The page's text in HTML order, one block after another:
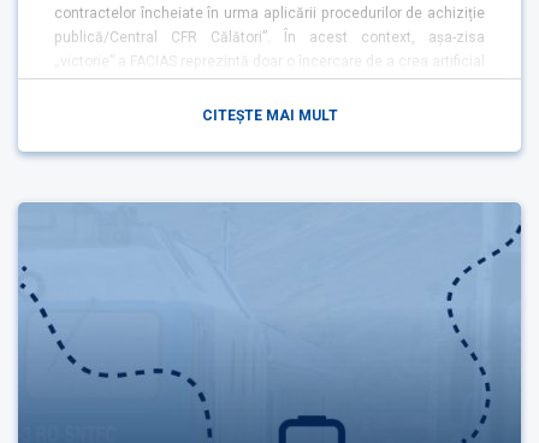
contractelor încheiate în urma aplicării procedurilor de achiziție
publică/Central CFR Călători”. În acest context, așa-zisa
„victorie” a FACIAS reprezintă doar o încercare de a crea artificial
disponibile încă din anii 2024 și 2025, în mod transparent,
CITEȘTE MAI MULT